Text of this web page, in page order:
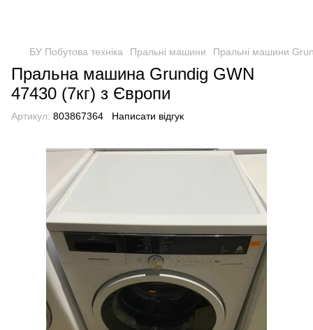
БУ Побутова техніка Пральні машини Пральні машини
Пральна машина Grundig GWN
47430 (7кг) з Європи
Артикул: 803867364 Написати відгук